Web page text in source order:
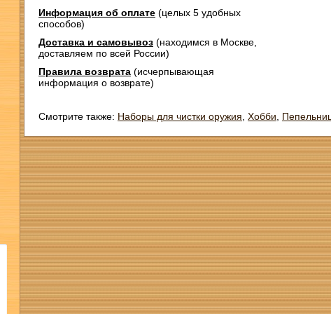
Информация об оплате (целых 5 удобных
способов)
Доставка и самовывоз (находимся в Москве,
доставляем по всей России)
Правила возврата (исчерпывающая
информация о возврате)
Смотрите также: Наборы для чистки оружия Хобби